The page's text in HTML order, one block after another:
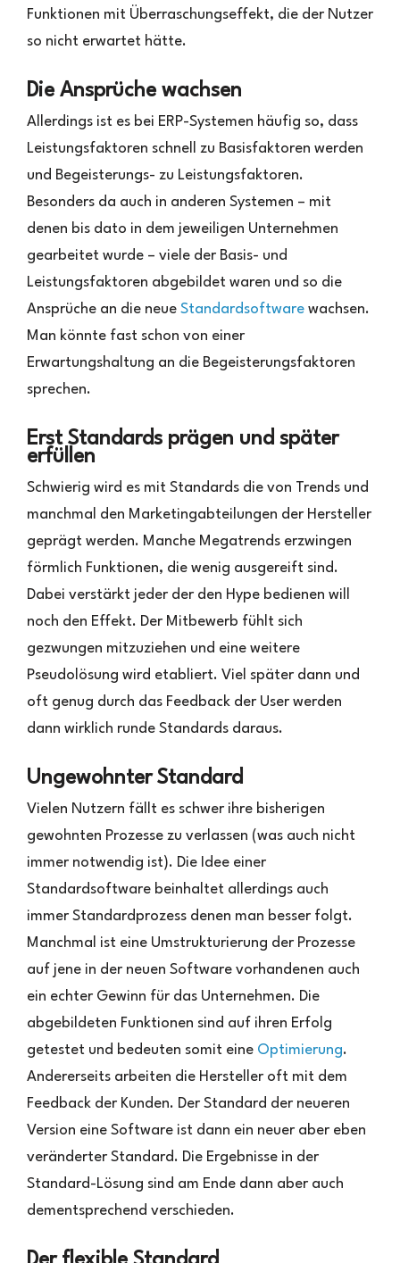
Funktionen mit Überraschungseffekt, die der Nutzer
so nicht erwartet hätte.
Die Ansprüche wachsen
Allerdings ist es bei ERP-Systemen häufig so, dass
Leistungsfaktoren schnell zu Basisfaktoren werden
und Begeisterungs- zu Leistungsfaktoren.
Besonders da auch in anderen Systemen – mit
denen bis dato in dem jeweiligen Unternehmen
gearbeitet wurde – viele der Basis- und
Leistungsfaktoren abgebildet waren und so die
Ansprüche an die neue Standardsoftware wachsen.
Man könnte fast schon von einer
Erwartungshaltung an die Begeisterungsfaktoren
sprechen.
Erst Standards prägen und später
erfüllen
Schwierig wird es mit Standards die von Trends und
manchmal den Marketingabteilungen der Hersteller
geprägt werden. Manche Megatrends erzwingen
förmlich Funktionen, die wenig ausgereift sind.
Dabei verstärkt jeder der den Hype bedienen will
noch den Effekt. Der Mitbewerb fühlt sich
gezwungen mitzuziehen und eine weitere
Pseudolösung wird etabliert. Viel später dann und
oft genug durch das Feedback der User werden
dann wirklich runde Standards daraus.
Ungewohnter Standard
Vielen Nutzern fällt es schwer ihre bisherigen
gewohnten Prozesse zu verlassen (was auch nicht
immer notwendig ist). Die Idee einer
Standardsoftware beinhaltet allerdings auch
immer Standardprozess denen man besser folgt.
Manchmal ist eine Umstrukturierung der Prozesse
auf jene in der neuen Software vorhandenen auch
ein echter Gewinn für das Unternehmen. Die
abgebildeten Funktionen sind auf ihren Erfolg
getestet und bedeuten somit eine Optimierung.
Andererseits arbeiten die Hersteller oft mit dem
Feedback der Kunden. Der Standard der neueren
Version eine Software ist dann ein neuer aber eben
veränderter Standard. Die Ergebnisse in der
Standard-Lösung sind am Ende dann aber auch
dementsprechend verschieden.